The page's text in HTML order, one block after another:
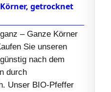
getrocknet
– Ganze Körner
Sie unseren
nach dem
durch
Unser BIO-Pfeffer